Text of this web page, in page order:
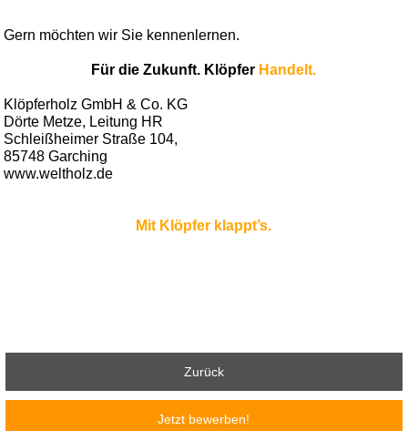
Gern möchten wir Sie kennenlernen.
Für die Zukunft. Klöpfer Handelt.
Klöpferholz GmbH & Co. KG
Dörte Metze, Leitung HR
Schleißheimer Straße 104,
85748 Garching
www.weltholz.de
Mit Klöpfer klappt’s.
Zurück
Jetzt bewerben!